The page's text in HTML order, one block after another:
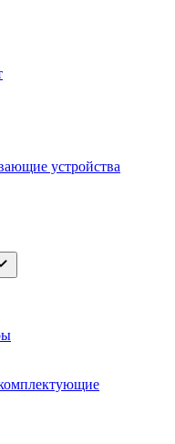
устройства